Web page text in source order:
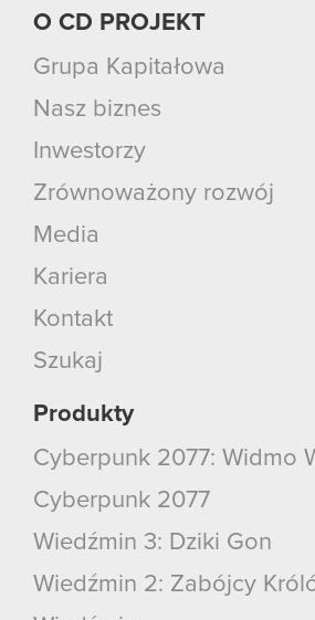
O CD PROJEKT
Grupa Kapitałowa
Nasz biznes
Inwestorzy
Zrównoważony rozwój
Media
Kariera
Kontakt
Szukaj
Produkty
Cyberpunk 2077: Widmo
Cyberpunk 2077
Wiedźmin 3: Dziki Gon
Wiedźmin 2: Zabójcy